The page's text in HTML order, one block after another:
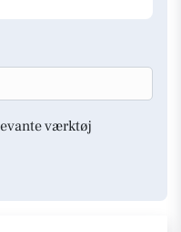
værktøj